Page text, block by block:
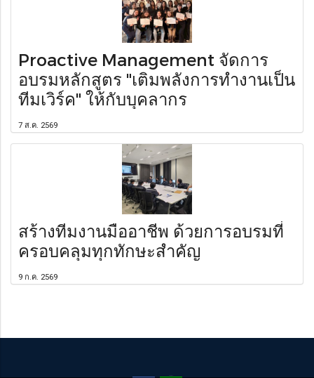
Proactive Management จัดการ
อบรมหลักสูตร "เติมพลังการทำงานเป็น
ทีมเวิร์ค" ให้กับบุคลากร
7 ส.ค. 2569
สร้างทีมงานมืออาชีพ ด้วยการอบรมที่
ครอบคลุมทุกทักษะสำคัญ
9 ก.ค. 2569